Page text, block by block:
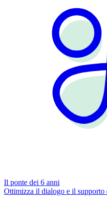
Il ponte dei 6 anni
Ottimizza il dialogo e il supporto